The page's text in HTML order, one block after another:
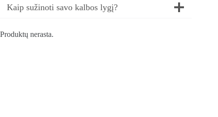
Kaip sužinoti savo kalbos lygį?
Produktų nerasta.